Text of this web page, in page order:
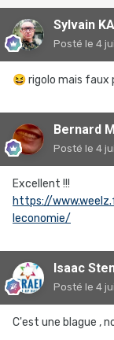
Sylvain
Posté le 4
😆rigolo mais faux
Bernard
Posté le 4
Excellent !!!
https://
leconomie/
Isaac
Posté le 4
C'est une blague ,